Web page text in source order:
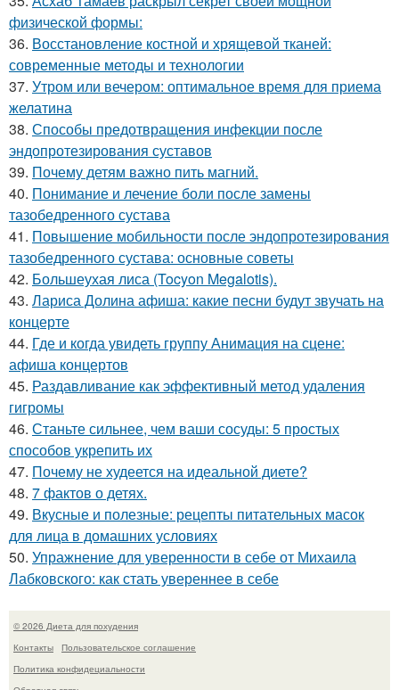
физической формы:
36. Восстановление костной и хрящевой тканей:
современные методы и технологии
37. Утром или вечером: оптимальное время для приема
желатина
38. Способы предотвращения инфекции после
эндопротезирования суставов
39. Почему детям важно пить магний.
40. Понимание и лечение боли после замены
тазобедренного сустава
41. Повышение мобильности после эндопротезирования
тазобедренного сустава: основные советы
42. Большеухая лиса (Tocyon Megalotis).
43. Лариса Долина афиша: какие песни будут звучать на
концерте
44. Где и когда увидеть группу Анимация на сцене:
афиша концертов
45. Раздавливание как эффективный метод удаления
гигромы
46. Станьте сильнее, чем ваши сосуды: 5 простых
способов укрепить их
47. Почему не худеется на идеальной диете?
48. 7 фактов о детях.
49. Вкусные и полезные: рецепты питательных масок
для лица в домашних условиях
50. Упражнение для уверенности в себе от Михаила
Лабковского: как стать увереннее в себе
© 2026 Диета для похудения
Контакты
Пользовательское соглашение
Политика конфидециальности